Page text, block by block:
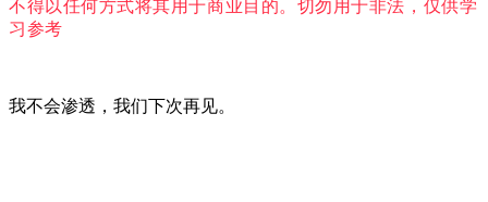
不得以任何方式将其用于商业目的。切勿用于非法，仅供学
习参考
我不会渗透，我们下次再见。